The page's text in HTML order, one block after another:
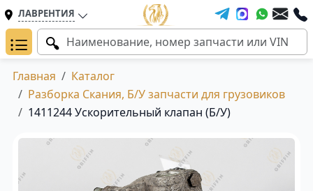
ЛАВРЕНТИЯ
Главная
Каталог
Разборка Скания, Б/У запчасти для грузовиков
1411244 Ускорительный клапан (Б/У)